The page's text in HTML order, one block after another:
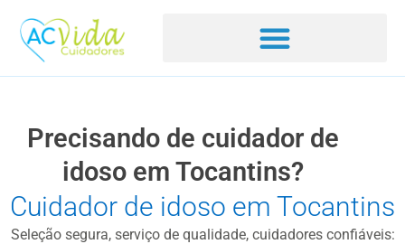
Precisando de cuidador de
idoso em Tocantins?
Cuidador de idoso em Tocantins
Seleção segura, serviço de qualidade, cuidadores confiáveis: